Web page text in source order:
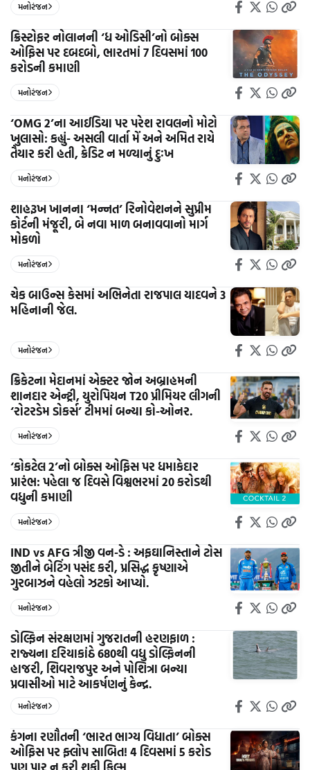
મનોરંજન
ક્રિસ્ટોફર નોલાનની ‘ધ ઓડિસી’નો બોક્સ
ઓફિસ પર દબદબો, ભારતમાં 7 દિવસમાં 100
કરોડની કમાણી
મનોરંજન
‘OMG 2’ના આઈડિયા પર પરેશ રાવલનો મોટો
ખુલાસો: કહ્યું- અસલી વાર્તા મેં અને અમિત રાયે
તૈયાર કરી હતી, ક્રેડિટ ન મળ્યાનું દુઃખ
મનોરંજન
શાહરૂખ ખાનના ‘મન્નત’ રિનોવેશનને સુપ્રીમ
કોર્ટની મંજૂરી, બે નવા માળ બનાવવાનો માર્ગ
મોકળો
મનોરંજન
ચેક બાઉન્સ કેસમાં અભિનેતા રાજપાલ યાદવને 3
મહિનાની જેલ.
મનોરંજન
ક્રિકેટના મેદાનમાં એક્ટર જોન અબ્રાહમની
શાનદાર એન્ટ્રી, યુરોપિયન T20 પ્રીમિયર લીગની
‘રોટરડેમ ડોકર્સ’ ટીમમાં બન્યા કો-ઓનર.
મનોરંજન
‘કોકટેલ 2’નો બોક્સ ઓફિસ પર ધમાકેદાર
પ્રારંભ: પહેલા જ દિવસે વિશ્વભરમાં 20 કરોડથી
વધુની કમાણી
મનોરંજન
IND vs AFG ત્રીજી વન-ડે : અફઘાનિસ્તાને ટોસ
જીતીને બેટિંગ પસંદ કરી, પ્રસિદ્ધ કૃષ્ણાએ
ગુરબાઝને વહેલો ઝટકો આપ્યો.
મનોરંજન
ડોલ્ફિન સંરક્ષણમાં ગુજરાતની હરણફાળ :
રાજ્યના દરિયાકાંઠે 680થી વધુ ડોલ્ફિનની
હાજરી, શિવરાજપુર અને પોશિત્રા બન્યા
પ્રવાસીઓ માટે આકર્ષણનું કેન્દ્ર.
મનોરંજન
કંગના રણૌતની ‘ભારત ભાગ્ય વિધાતા’ બોક્સ
ઓફિસ પર ફ્લોપ સાબિત! 4 દિવસમાં 5 કરોડ